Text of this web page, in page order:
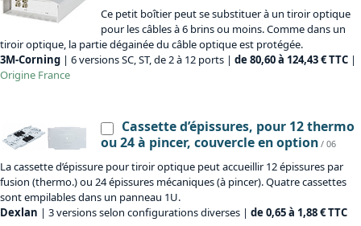
Ce petit boîtier peut se substituer à un tiroir optique
pour les câbles à 6 brins ou moins. Comme dans un
tiroir optique, la partie dégainée du câble optique est protégée.
3M-Corning | 6 versions SC, ST, de 2 à 12 ports | de 80,60 à 124,43 € TTC |
Origine France
Cassette d’épissures, pour 12 thermo
ou 24 à pincer, couvercle en option / 06
La cassette d’épissure pour tiroir optique peut accueillir 12 épissures par
fusion (thermo.) ou 24 épissures mécaniques (à pincer). Quatre cassettes
sont empilables dans un panneau 1U.
Dexlan | 3 versions selon configurations diverses | de 0,65 à 1,88 € TTC